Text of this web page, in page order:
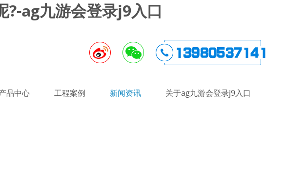
?-ag九游会登录j9入口
品中心 工程案例 新闻资讯 关于ag九游会登录j9入口